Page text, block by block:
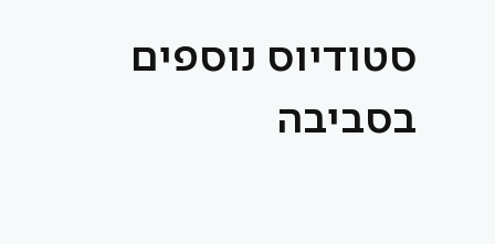
סטודיוס נוספים
בסביבה